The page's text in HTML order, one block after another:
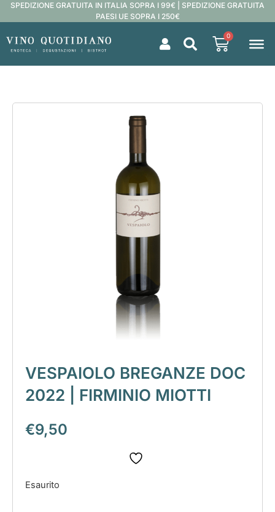
SPEDIZIONE GRATUITA IN ITALIA SOPRA I 99€ | SPEDIZIONE GRATUITA
PAESI UE SOPRA I 250€
0
VESPAIOLO BREGANZE DOC
2022 | FIRMINIO MIOTTI
€9,50
Esaurito